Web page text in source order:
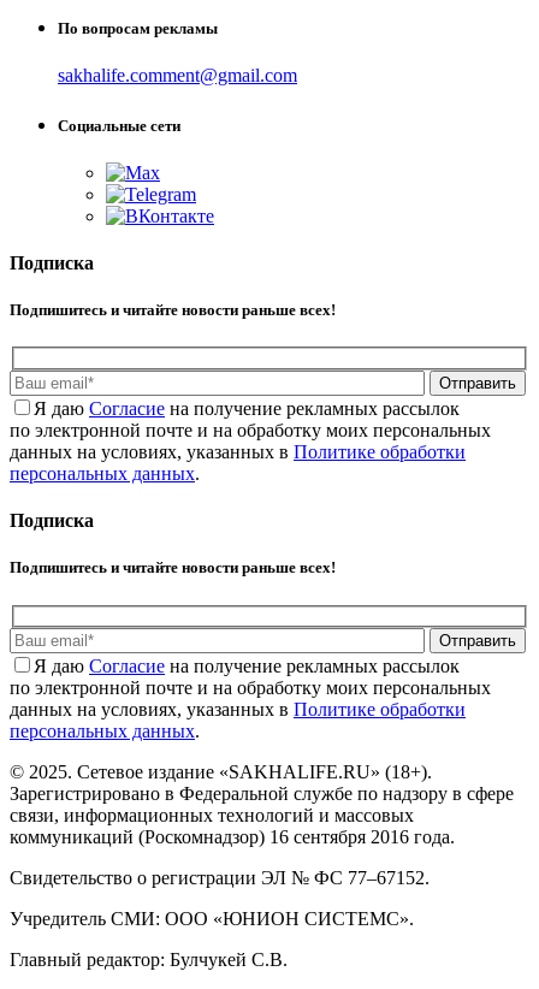
По вопросам рекламы
sakhalife.comment@gmail.com
Социальные сети
Подписка
Подпишитесь и читайте новости раньше всех!
Отправить
Я даю Cогласие на получение рекламных рассылок
по электронной почте и на обработку моих персональных
данных на условиях, указанных в Политике обработки
персональных данных.
Подписка
Подпишитесь и читайте новости раньше всех!
Отправить
Я даю Cогласие на получение рекламных рассылок
по электронной почте и на обработку моих персональных
данных на условиях, указанных в Политике обработки
персональных данных.
© 2025. Сетевое издание «SAKHALIFE.RU» (18+).
Зарегистрировано в Федеральной службе по надзору в сфере
связи, информационных технологий и массовых
коммуникаций (Роскомнадзор) 16 сентября 2016 года.
Свидетельство о регистрации ЭЛ № ФС 77–67152.
Учредитель СМИ: ООО «ЮНИОН СИСТЕМС».
Главный редактор: Булчукей С.В.